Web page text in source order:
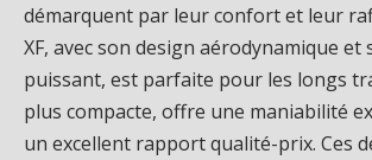
démarquent par leur confort et leur
XF, avec son design aérodynamique
puissant, est parfaite pour les longs
plus compacte, offre une maniabilité
un excellent rapport qualité-prix. Ces